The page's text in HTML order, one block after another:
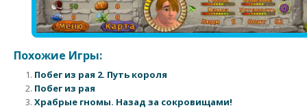
Похожие Игры:
Побег из рая 2. Путь короля
Побег из рая
Храбрые гномы. Назад за сокровищами!